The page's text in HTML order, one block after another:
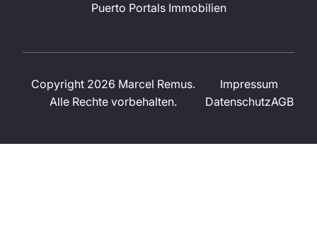
Puerto Portals Immobilien
Copyright 2026 Marcel Remus.
Alle Rechte vorbehalten.
Impressum
DatenschutzAGB